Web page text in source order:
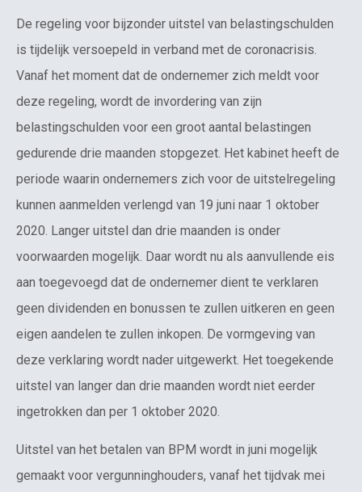
De regeling voor bijzonder uitstel van belastingschulden
is tijdelijk versoepeld in verband met de coronacrisis.
Vanaf het moment dat de ondernemer zich meldt voor
deze regeling, wordt de invordering van zijn
belastingschulden voor een groot aantal belastingen
gedurende drie maanden stopgezet. Het kabinet heeft de
periode waarin ondernemers zich voor de uitstelregeling
kunnen aanmelden verlengd van 19 juni naar 1 oktober
2020. Langer uitstel dan drie maanden is onder
voorwaarden mogelijk. Daar wordt nu als aanvullende eis
aan toegevoegd dat de ondernemer dient te verklaren
geen dividenden en bonussen te zullen uitkeren en geen
eigen aandelen te zullen inkopen. De vormgeving van
deze verklaring wordt nader uitgewerkt. Het toegekende
uitstel van langer dan drie maanden wordt niet eerder
ingetrokken dan per 1 oktober 2020.
Uitstel van het betalen van BPM wordt in juni mogelijk
gemaakt voor vergunninghouders, vanaf het tijdvak mei